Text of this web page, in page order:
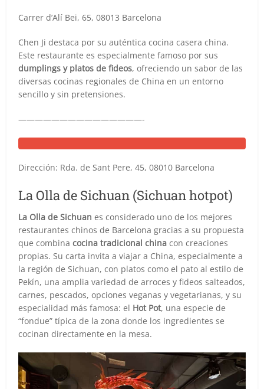
Carrer d’Alí Bei, 65, 08013 Barcelona
Chen Ji destaca por su auténtica cocina casera china.
Este restaurante es especialmente famoso por sus
dumplings y platos de fideos, ofreciendo un sabor de las
diversas cocinas regionales de China en un entorno
sencillo y sin pretensiones.
———————————————-
Dirección: Rda. de Sant Pere, 45, 08010 Barcelona
La Olla de Sichuan (Sichuan hotpot)
La Olla de Sichuan es considerado uno de los mejores
restaurantes chinos de Barcelona gracias a su propuesta
que combinacocina tradicional china con creaciones
propias. Su carta invita a viajar a China, especialmente a
la región de Sichuan, con platos como el pato al estilo de
Pekín, una amplia variedad de arroces y fideos salteados,
carnes, pescados, opciones veganas y vegetarianas, y su
especialidad más famosa: el Hot Pot, una especie de
“fondue” típica de la zona donde los ingredientes se
cocinan directamente en la mesa.